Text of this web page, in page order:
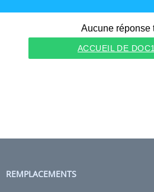
Aucune réponse
ACCUEIL DE
REMPLACEMENTS